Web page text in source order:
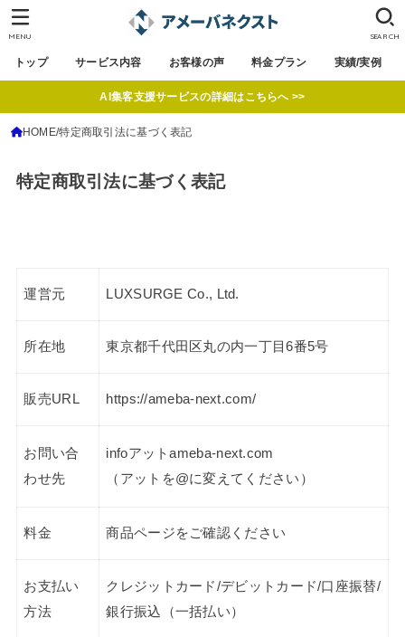
トップ サービス内容 お客様の声 料金プラン 実績/実例
SEARCH
MENU
AI集客支援サービスの詳細はこちらへ >>
HOME 特定商取引法に基づく表記
特定商取引法に基づく表記
運営元 LUXSURGE Co., Ltd.
所在地 東京都千代田区丸の内一丁目6番5号
販売URL https://ameba-next.com/
お問い合
わせ先
infoアットameba-next.com
（アットを@に変えてください）
料金 商品ページをご確認ください
お支払い
方法
クレジットカード/デビットカード/口座振替/
銀行振込（一括払い）